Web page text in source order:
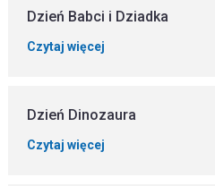
Dzień Babci i Dziadka
Czytaj więcej
Dzień Dinozaura
Czytaj więcej